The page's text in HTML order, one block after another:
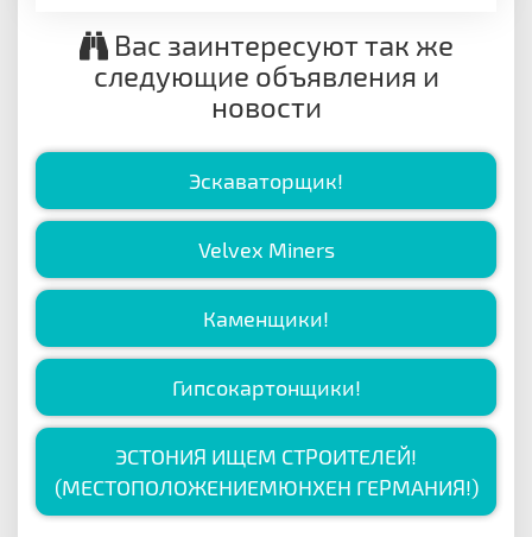
Вас заинтересуют так же
следующие объявления и
новости
Эскаваторщик!
Velvex Miners
Каменщики!
Гипсокартонщики!
ЭСТОНИЯ ИЩЕМ СТРОИТЕЛЕЙ!
(МЕСТОПОЛОЖЕНИЕМЮНХЕН ГЕРМАНИЯ!)